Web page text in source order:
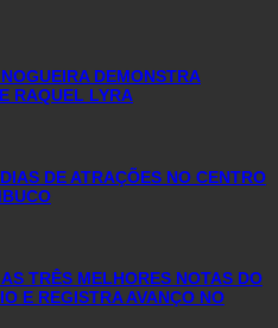
DEMONSTRA
RAQUEL LYRA
DE ATRAÇÕES NO CENTRO
TRÊS MELHORES NOTAS DO
E REGISTRA AVANÇO NO